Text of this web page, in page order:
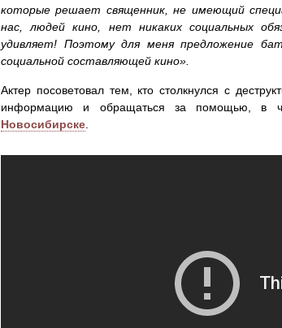
которые решает священник, не имеющий
нас, людей кино, нет никаких социальных
удивляет! Поэтому для меня предложение
социальной составляющей кино».
Актер посоветовал тем, кто столкнулся с
информацию и обращаться за помощью, в
Новосибирске